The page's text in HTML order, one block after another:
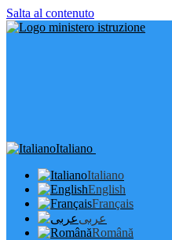
Salta al contenuto
Italiano
Italiano
English
Français
عربى
Română